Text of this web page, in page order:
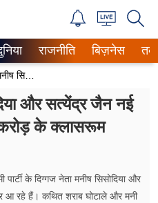
राजनीति बिज़नेस
AAP नेता मनीष सिसोदिया और सत्येंद्र जैन नई मुसीबत में फंसे, 2000 करोड़ के क्लासरूम घोटाले में FIR दर्ज
और सत्येंद्र जैन नई
के क्लासरूम
के दिग्गज नेता मनीष सिसोदिया और
रहे हैं। कथित शराब घोटाले और मनी